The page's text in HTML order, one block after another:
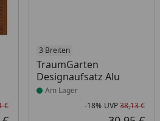
Rabatt in Prozent
Ursprünglicher Preis
€
3 Breiten
TraumGarten
Designaufsatz Alu
Produkt am Lager
Am Lager
-18% UVP38,13 €